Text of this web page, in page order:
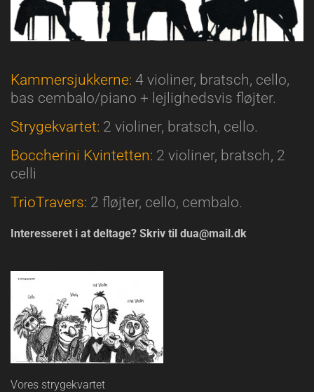
Kammersjukkerne: 4 violiner, bratsch, cello,
bas cembalo/piano + lejlighedsvis fløjter.
Strygekvartet: 2 violiner, bratsch, cello.
Boccherini Kvintetten: 2 violiner, bratsch, 2
celli
TrioTravers: 2 fløjter, cello, cembalo.
Interesseret i at deltage? Skriv til dua@mail.dk
Vores strygekvartet